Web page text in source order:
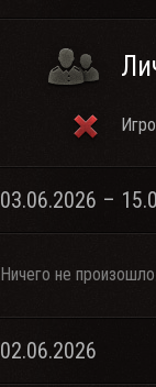
03.06.2026 –
Ничего не произошло
02.06.2026